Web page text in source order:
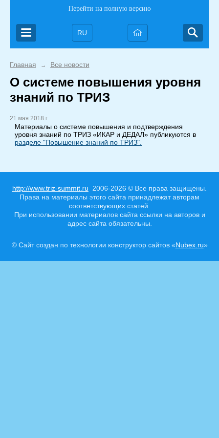
Перейти на полную версию
RU
Главная → Все новости
О системе повышения уровня
знаний по ТРИЗ
21 мая 2018 г.
Материалы о системе повышения и подтверждения
уровня знаний по ТРИЗ «ИКАР и ДЕДАЛ» публикуются в
разделе "Повышение знаний по ТРИЗ".
http://www.triz-summit.ru 2006-2026 © Все права защищены.
Права на материалы этого сайта принадлежат авторам
соответствующих статей.
При использовании материалов сайта ссылки на авторов и
адрес сайта обязательны.
© Сайт создан по технологии конструктор сайтов «Nubex.ru»